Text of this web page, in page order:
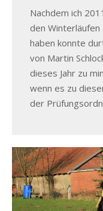
Nachdem ich
den Winterläufen
haben konnte
von Martin
dieses Jahr zu
wenn es zu
der